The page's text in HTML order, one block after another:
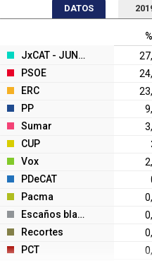
DATOS
%
JxCAT - JUNTS
PSOE
ERC
PP
Sumar
CUP
Vox
PDeCAT
Pacma
Escaños blanco
Recortes
PCT